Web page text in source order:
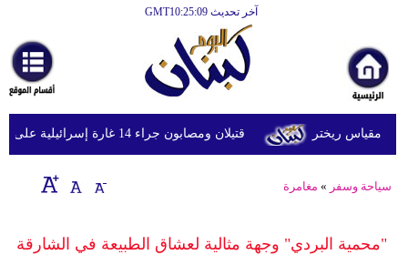
آخر تحديث GMT10:25:09
أخبارعاجلة
رياضة
ثقافة
إقتصاد
وموسيقى
قتيلان ومصابون جراء 14 غارة إسرائيلية على شرق وجنوب لبنان
سياحة وسفر » مغامرة
"محمية البردي" وجهة مثالية لعشاق الطبيعة في الشارقة